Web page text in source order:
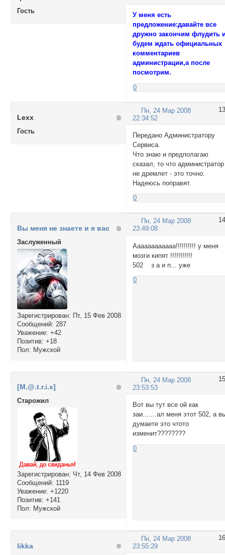
Гость
У меня есть
предложение:давайте все
дружно закончим флудить
будем ждать официальных
комментариев
администрации,а после
посмотрим.
0
13
Пн, 24 Мар 2008
22:34:52
Lexx
Гость
Передано Администратору
Сервиса.
Что знаю и предполагаю
сказал, то что администратор
не дремлет - это точно.
Надеюсь поправят.
0
14
Пн, 24 Мар 2008
23:49:08
Вы меня не знаете и я вас
Заслуженный
Зарегистрирован: Пт, 15 Фев 2008
Сообщений: 287
Уважение: +42
Позитив: +18
Пол: Мужской
Аааааааааааа!!!!!!!!!! у меня
мозги кипят !!!!!!!!!!!
502 з а и п... уже
0
15
Пн, 24 Мар 2008
23:53:53
[M.@.t.r.i.x]
Cтарожил
Зарегистрирован: Чт, 14 Фев 2008
Сообщений: 1119
Уважение: +1220
Позитив: +141
Пол: Мужской
Вот вы тут все ой как
заи.......ал меня этот 502, а
думаете это чтото
изменит????????
0
16
Пн, 24 Мар 2008
23:55:29
likka